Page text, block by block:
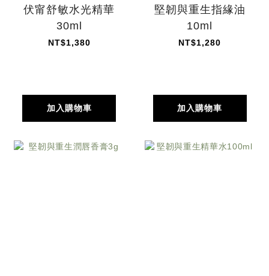
伏甯舒敏水光精華
30ml
NT$1,380
加入購物車
堅韌與重生指緣油
10ml
NT$1,280
加入購物車